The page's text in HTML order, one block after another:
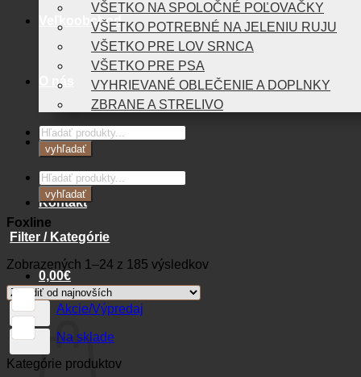
Veľkoobchod
O nás
Blog
Kontakt
0,00€
Košík
VŠETKO NA SPOLOČNÉ POĽOVAČKY
VŠETKO POTREBNÉ NA JELENIU RUJU
VŠETKO PRE LOV SRNCA
VŠETKO PRE PSA
VYHRIEVANÉ OBLEČENIE A DOPLNKY
ZBRANE A STRELIVO
Products
search
vyhľadať
Products
search
vyhľadať
Foxline
Filter / Kategórie
Zobrazených 1–24 z 185 výsledkovZoradené
Akcie/Výpredaj
Na sklade
Kategórie produktov